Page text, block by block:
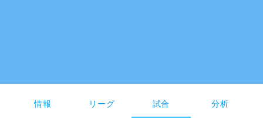
情報 リーグ 試合 分析